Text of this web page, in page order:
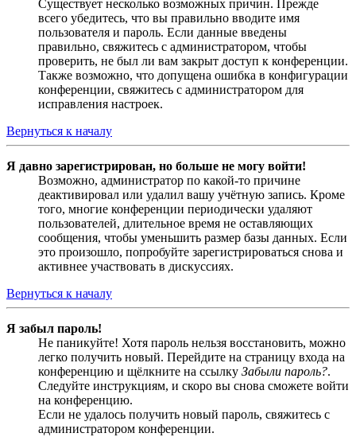
Существует несколько возможных причин. Прежде
всего убедитесь, что вы правильно вводите имя
пользователя и пароль. Если данные введены
правильно, свяжитесь с администратором, чтобы
проверить, не был ли вам закрыт доступ к конференции.
Также возможно, что допущена ошибка в конфигурации
конференции, свяжитесь с администратором для
исправления настроек.
Вернуться к началу
Я давно зарегистрирован, но больше не могу войти!
Возможно, администратор по какой-то причине
деактивировал или удалил вашу учётную запись. Кроме
того, многие конференции периодически удаляют
пользователей, длительное время не оставляющих
сообщения, чтобы уменьшить размер базы данных. Если
это произошло, попробуйте зарегистрироваться снова и
активнее участвовать в дискуссиях.
Вернуться к началу
Я забыл пароль!
Не паникуйте! Хотя пароль нельзя восстановить, можно
легко получить новый. Перейдите на страницу входа на
конференцию и щёлкните на ссылку Забыли пароль?.
Следуйте инструкциям, и скоро вы снова сможете войти
на конференцию.
Если не удалось получить новый пароль, свяжитесь с
администратором конференции.